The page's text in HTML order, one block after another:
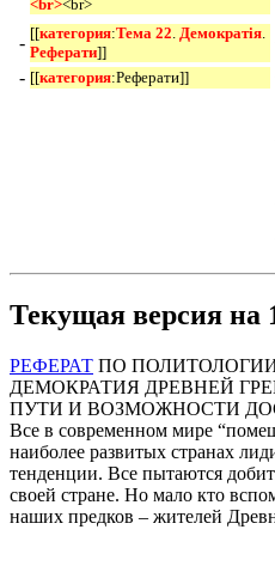
<br><br>
- [[категория:Тема 22. Демократія.
Реферати]]
- [[категория:Реферати]]
Текущая версия на
РЕФЕРАТ ПО
ДЕМОКРАТИЯ ДРЕВНЕЙ
ПУТИ И ВОЗМОЖНОСТИ
Все в современном мире
наиболее развитых странах
тенденции. Все пытаются
своей стране. Но мало кто
наших предков – жителей